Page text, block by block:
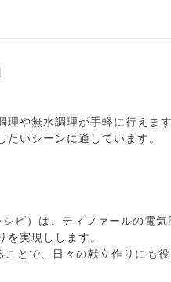
や無水調理が手軽に行えま
いシーンに適しています。
ピ）は、ティファールの電
実現しします。
とで、日々の献立作りにも役